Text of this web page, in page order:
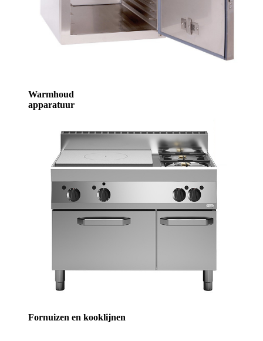
Warmhoud
apparatuur
Fornuizen en kooklijnen